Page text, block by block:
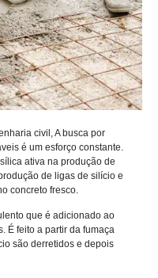
civil, A busca por
é um esforço constante.
ativa na produção de
de ligas de silício e
concreto fresco.
que é adicionado ao
É feito a partir da fumaça
são derretidos e depois